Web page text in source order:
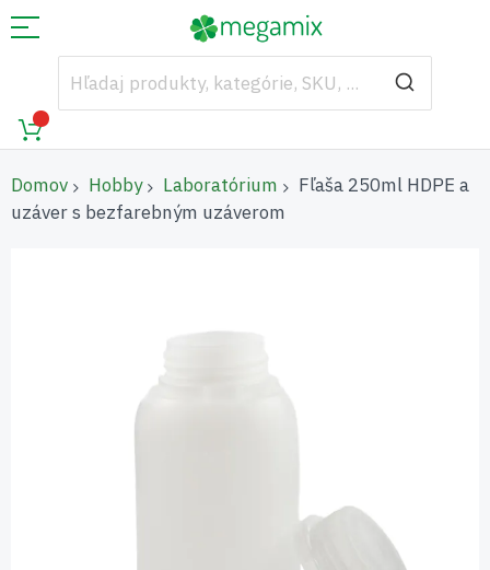
Domov Hobby Laboratórium
Fľaša 250ml HDPE a
uzáver s bezfarebným uzáverom